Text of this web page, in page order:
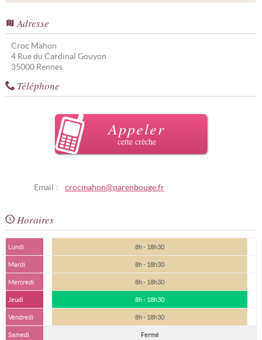
Adresse
Croc Mahon
4 Rue du Cardinal Gouyon
35000 Rennes
Téléphone
Appeler
cette crèche
Email : crocmahon@parenbouge.fr
Horaires
Lundi 8h - 18h30
Mardi 8h - 18h30
Mercredi 8h - 18h30
Jeudi 8h - 18h30
Vendredi 8h - 18h30
Samedi Fermé